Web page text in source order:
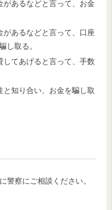
があるなどと言って、お金
があるなどと言って、口座
し取る。
してあげると言って、手数
と知り合い、お金を騙し取
警察にご相談ください。